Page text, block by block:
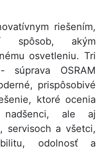
riešením,
spôsob, akým
osvetleniu. Tri
OSRAM
prispôsobivé
ktoré ocenia
nadšenci, ale aj
servisoch a všetci,
odolnosť a